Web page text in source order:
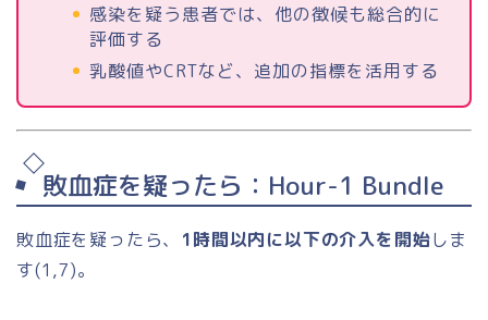
感染を疑う患者では、他の徴候も総合的に
評価する
乳酸値やCRTなど、追加の指標を活用する
敗血症を疑ったら：Hour-1 Bundle
敗血症を疑ったら、 1時間以内に以下の介入を開始しま
す(1,7)。